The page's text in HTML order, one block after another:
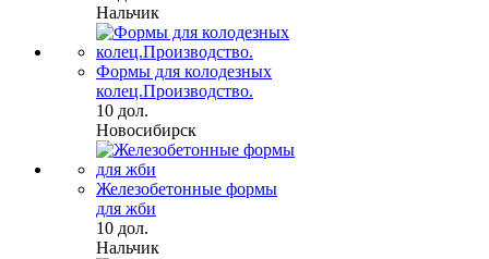
Нальчик
Формы для колодезных
колец.Производство.
10 дол.
Новосибирск
Железобетонные формы
для жби
10 дол.
Нальчик